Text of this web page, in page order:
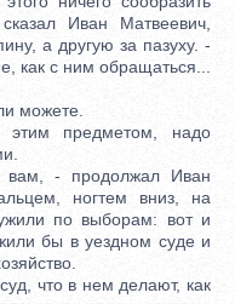
Иван Матвеевич,
а другую за пазуху. -
как с ним обращаться...
можете.
предметом, надо
- продолжал Иван
ногтем вниз, на
по выборам: вот и
бы в уездном суде и
что в нем делают, как